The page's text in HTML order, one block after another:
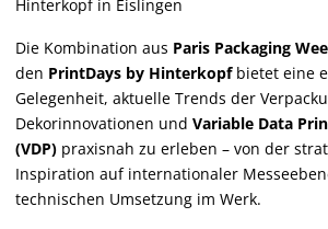
Hinterkopf in Eislingen
Die Kombination aus Paris Packaging
den PrintDays by Hinterkopfbietet eine
Gelegenheit, aktuelle Trends der
Dekorinnovationen und Variable Data
(VDP) praxisnah zu erleben – von der
Inspiration auf internationaler
technischen Umsetzung im Werk.